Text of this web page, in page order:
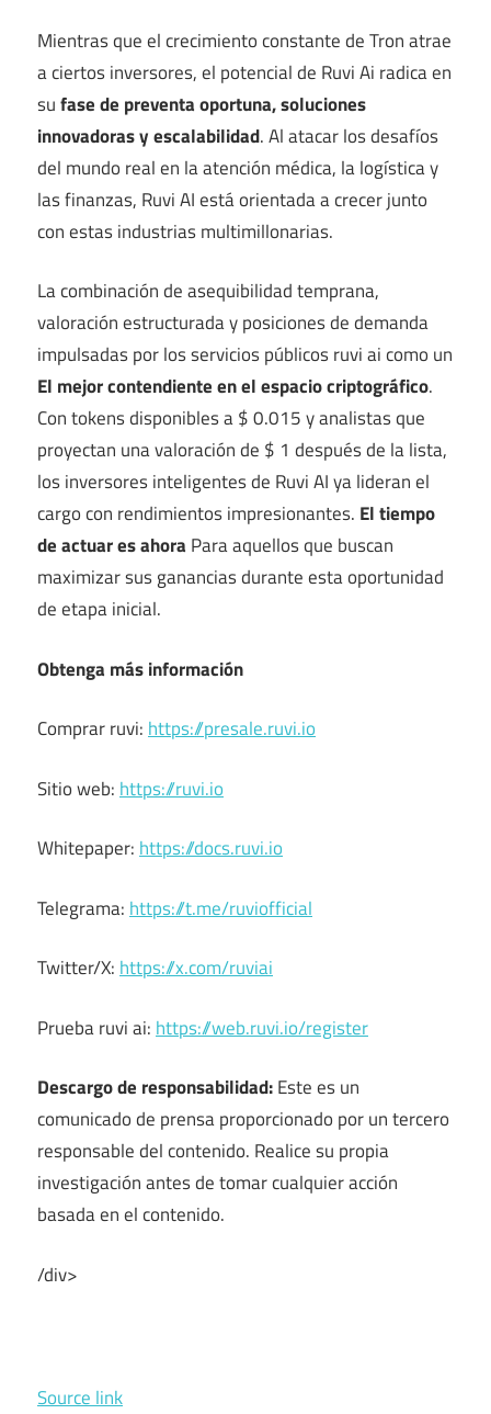
Mientras que el crecimiento constante de Tron atrae
a ciertos inversores, el potencial de Ruvi Ai radica en
sufase de preventa oportuna, soluciones
innovadoras y escalabilidad. Al atacar los desafíos
del mundo real en la atención médica, la logística y
las finanzas, Ruvi AI está orientada a crecer junto
con estas industrias multimillonarias.
La combinación de asequibilidad temprana,
valoración estructurada y posiciones de demanda
impulsadas por los servicios públicos ruvi ai como un
El mejor contendiente en el espacio criptográfico.
Con tokens disponibles a $ 0.015 y analistas que
proyectan una valoración de $ 1 después de la lista,
los inversores inteligentes de Ruvi AI ya lideran el
cargo con rendimientos impresionantes. El tiempo
de actuar es ahora Para aquellos que buscan
maximizar sus ganancias durante esta oportunidad
de etapa inicial.
Obtenga más información
Comprar ruvi: https://presale.ruvi.io
Sitio web: https://ruvi.io
Whitepaper: https://docs.ruvi.io
Telegrama: https://t.me/ruviofficial
Twitter/X: https://x.com/ruviai
Prueba ruvi ai: https://web.ruvi.io/register
Descargo de responsabilidad:Este es un
comunicado de prensa proporcionado por un tercero
responsable del contenido. Realice su propia
investigación antes de tomar cualquier acción
basada en el contenido.
/div>
Source link